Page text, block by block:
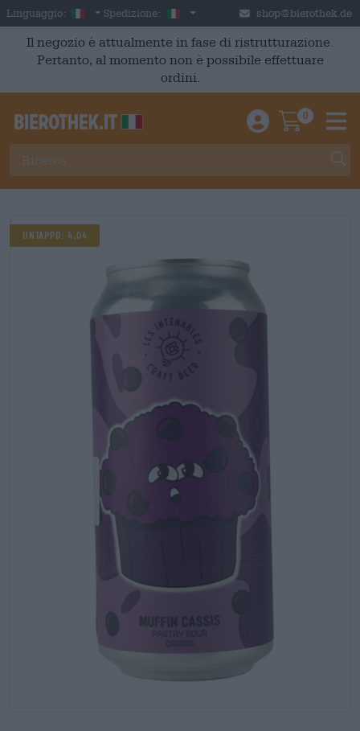
Skip to main content
Linguaggio: Italian
Spedizione: Italia shop@bierothek.de
Il negozio è attualmente in fase di ristrutturazione.
Pertanto, al momento non è possibile effettuare
ordini.
Einloggen /
0
UNTAPPD: 4,04